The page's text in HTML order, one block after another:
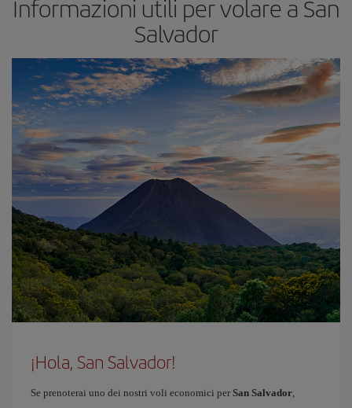
Informazioni utili per volare a San
Salvador
¡Hola, San Salvador!
Se prenoterai uno dei nostri voli economici per San Salvador,